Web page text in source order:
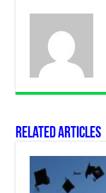
Related Articles